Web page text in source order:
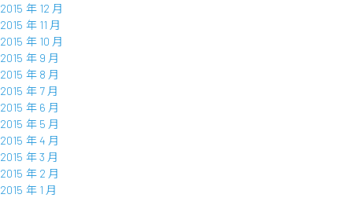
2015 年 12 月
2015 年 11 月
2015 年 10 月
2015 年 9 月
2015 年 8 月
2015 年 7 月
2015 年 6 月
2015 年 5 月
2015 年 4 月
2015 年 3 月
2015 年 2 月
2015 年 1 月